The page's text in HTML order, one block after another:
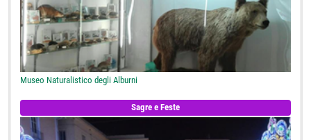
Museo Naturalistico degli Alburni
Sagre e Feste